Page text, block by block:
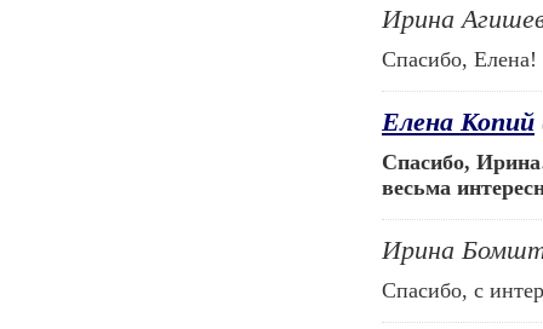
Ирина
Спасибо,
Елена Копий
Спасибо,
весьма
Ирина
Спасибо, с